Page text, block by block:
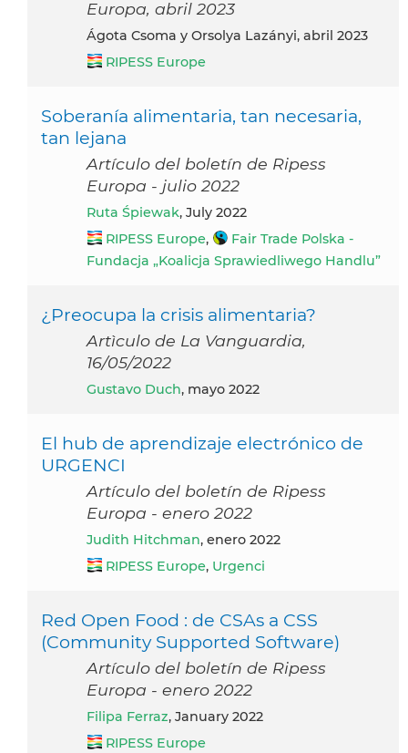
Europa, abril 2023
Ágota Csoma y Orsolya Lazányi, abril 2023
RIPESS Europe
Soberanía alimentaria, tan necesaria,
tan lejana
Artículo del boletín de Ripess
Europa - julio 2022
Ruta Śpiewak, July 2022
RIPESS Europe,
Fair Trade Polska -
Fundacja „Koalicja Sprawiedliwego Handlu”
¿Preocupa la crisis alimentaria?
Artìculo de La Vanguardia,
16/05/2022
Gustavo Duch, mayo 2022
El hub de aprendizaje electrónico de
URGENCI
Artículo del boletín de Ripess
Europa - enero 2022
Judith Hitchman, enero 2022
RIPESS Europe, Urgenci
Red Open Food : de CSAs a CSS
(Community Supported Software)
Artículo del boletín de Ripess
Europa - enero 2022
Filipa Ferraz, January 2022
RIPESS Europe